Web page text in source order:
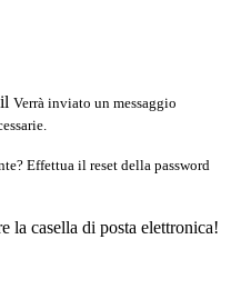
Verrà inviato un messaggio
Effettua il reset della password
la casella di posta elettronica!